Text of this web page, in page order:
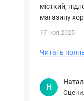
місткий,
магазину
17 ноя 2025
Читать
Н